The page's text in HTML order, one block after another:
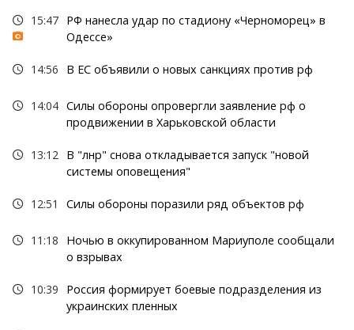
15:47 РФ нанесла удар по стадиону «Черноморец» в
Одессе»
14:56 В ЕС объявили о новых санкциях против рф
14:04 Силы обороны опровергли заявление рф о
продвижении в Харьковской области
13:12 В "лнр" снова откладывается запуск "новой
системы оповещения"
12:51 Силы обороны поразили ряд объектов рф
11:18
Ночью в оккупированном Мариуполе сообщали
о взрывах
10:39
Россия формирует боевые подразделения из
украинских пленных